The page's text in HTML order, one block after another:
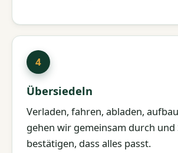
Übersiedeln
Verladen, fahren, abladen,
gehen wir gemeinsam durch und
bestätigen, dass alles passt.